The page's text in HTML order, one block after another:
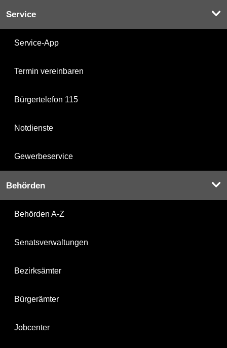
Service
Service-App
Termin vereinbaren
Bürgertelefon 115
Notdienste
Gewerbeservice
Behörden
Behörden A-Z
Senatsverwaltungen
Bezirksämter
Bürgerämter
Jobcenter